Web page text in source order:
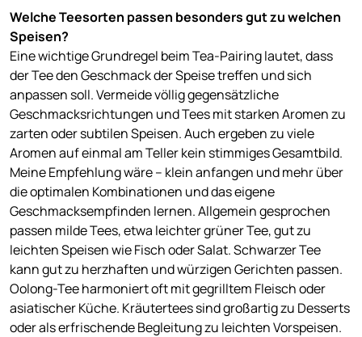
Welche Teesorten passen besonders gut zu welchen
Speisen?
Eine wichtige Grundregel beim Tea-Pairing lautet, dass
der Tee den Geschmack der Speise treffen und sich
anpassen soll. Vermeide völlig gegensätzliche
Geschmacksrichtungen und Tees mit starken Aromen zu
zarten oder subtilen Speisen. Auch ergeben zu viele
Aromen auf einmal am Teller kein stimmiges Gesamtbild.
Meine Empfehlung wäre – klein anfangen und mehr über
die optimalen Kombinationen und das eigene
Geschmacksempfinden lernen. Allgemein gesprochen
passen milde Tees, etwa leichter grüner Tee, gut zu
leichten Speisen wie Fisch oder Salat. Schwarzer Tee
kann gut zu herzhaften und würzigen Gerichten passen.
Oolong-Tee harmoniert oft mit gegrilltem Fleisch oder
asiatischer Küche. Kräutertees sind großartig zu Desserts
oder als erfrischende Begleitung zu leichten Vorspeisen.